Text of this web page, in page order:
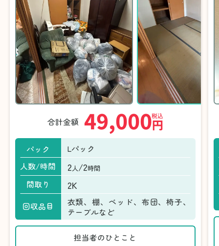
合計金額 49,000円
税込
パック
Lパック
人数/時間
2人 /2時間
間取り 2K
回収品目
衣類、棚、ベッド、布団、椅子、
テーブルなど
担当者のひとこと